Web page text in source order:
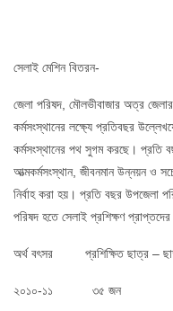
সেলাই মেশিন বিতরন-
জেলা পরিষদ, মৌলভীবাজার অত্র
কর্মসংস্থানের লক্ষ্যে প্রতিবছর
কর্মসংস্থানের পথ সুগম করছে। প্রতি
আত্মকর্মসংস্থান, জীবনমান উন্নয়ন ও
নির্বাহ করা হয়। প্রতি বছর উপজেলা
পরিষদ হতে সেলাই প্রশিক্ষণ
অর্থ বৎসর প্রশিক্ষিত ছাত্র –
২০১০-১১ ৩৫ জন